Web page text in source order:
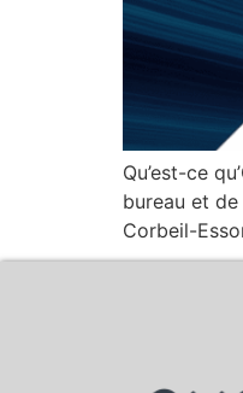
Qu’est-ce
bureau et
Corbeil-